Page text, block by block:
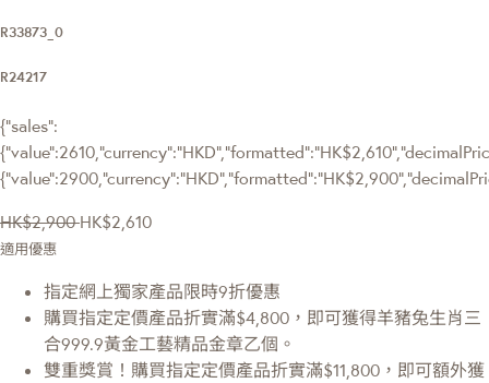
R33873_0
R24217
{"sales":
HK$2,900 HK$2,610
適用優惠
指定網上獨家產品限時9折優惠
購買指定定價產品折實滿$4,800，即可獲得羊豬兔生肖三
合999.9黃金工藝精品金章乙個。
雙重獎賞！購買指定定價產品折實滿$11,800，即可額外獲